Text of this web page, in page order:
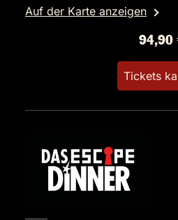
Auf der Karte anzeigen
94,90
Tickets